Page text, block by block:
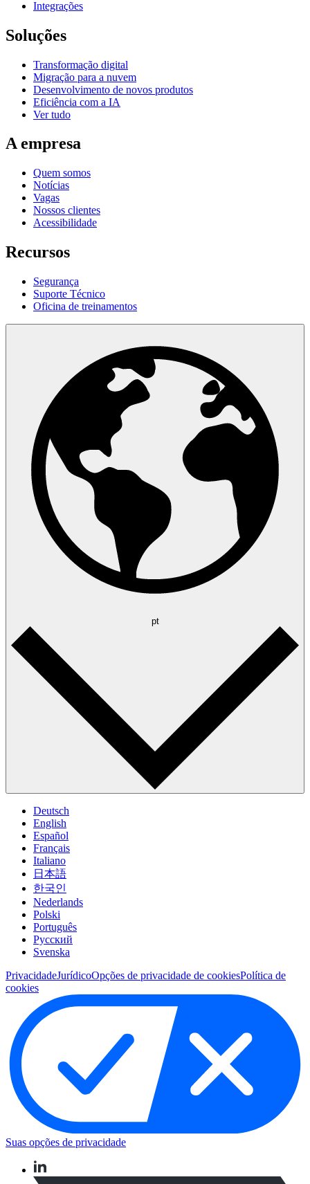
Integrações
Soluções
Transformação digital
Migração para a nuvem
Desenvolvimento de novos produtos
Eficiência com a IA
Ver tudo
A empresa
Quem somos
Notícias
Vagas
Nossos clientes
Acessibilidade
Recursos
Segurança
Suporte Técnico
Oficina de treinamentos
pt
Deutsch
English
Español
Français
Italiano
日本語
한국인
Nederlands
Polski
Português
Pусский
Svenska
PrivacidadeJurídicoOpções de privacidade de cookiesPolítica de
cookies
Suas opções de privacidade